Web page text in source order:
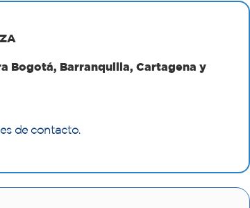
Bogotá, Barranquilla, Cartagena y
de contacto.